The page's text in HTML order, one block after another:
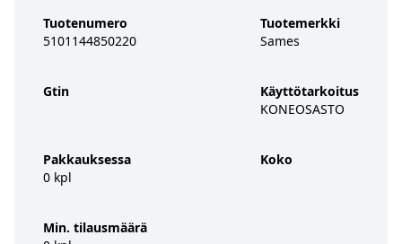
Tuotenumero
5101144850220
Gtin
Pakkauksessa
0 kpl
Min. tilausmäärä
Tuotemerkki
Sames
Käyttötarkoitus
KONEOSASTO
Koko